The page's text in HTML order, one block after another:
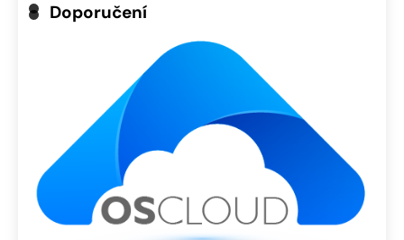
Doporučení